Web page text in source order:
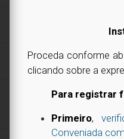
Proceda conforme
clicando sobre a
Para registrar
Primeiro,
Conveniada